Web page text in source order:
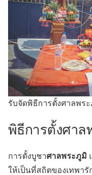
รับจัดพิธีการตั้งศาลพระ
พิธีการตั้งศาล
การตั้งบูชาศาลพระภูมิ
ให้เป็นที่สถิตของเทพา